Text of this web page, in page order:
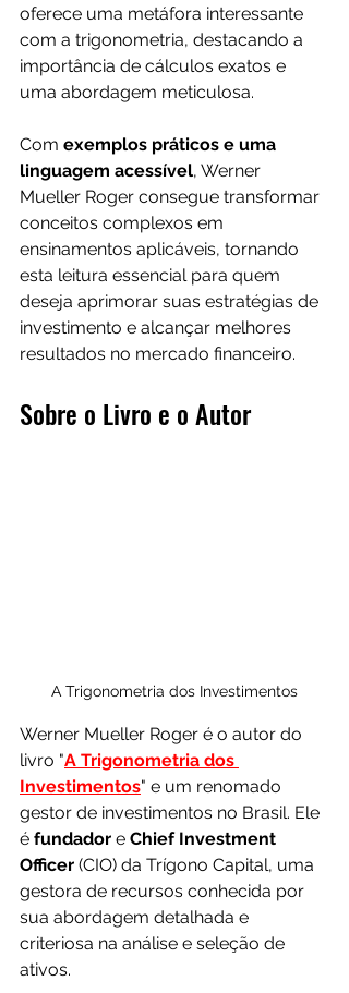
oferece uma metáfora interessante
com a trigonometria, destacando a
importância de cálculos exatos e
uma abordagem meticulosa.
Com exemplos práticos e uma
linguagem acessível, Werner
Mueller Roger consegue transformar
conceitos complexos em
ensinamentos aplicáveis, tornando
esta leitura essencial para quem
deseja aprimorar suas estratégias de
investimento e alcançar melhores
resultados no mercado financeiro.
Sobre o Livro e o Autor
A Trigonometria dos Investimentos
Werner Mueller Roger é o autor do
livro "A Trigonometria dos
Investimentos" e um renomado
gestor de investimentos no Brasil. Ele
é fundador e Chief Investment
Officer (CIO) da Trígono Capital, uma
gestora de recursos conhecida por
sua abordagem detalhada e
criteriosa na análise e seleção de
ativos.